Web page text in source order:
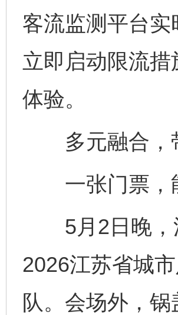
客流监测平台
立即启动限流
体验。
多元融合，
一张门票，
5月2日晚，
2026江苏省城
队。会场外，